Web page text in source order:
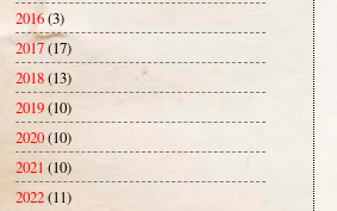
2016(3)
2017(17)
2018(13)
2019(10)
2020(10)
2021 (10)
2022(11)